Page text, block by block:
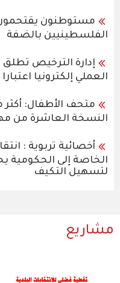
مستوطنون يقتحمون
الفلسطينيين بالضفة
إدارة الترخيص
العملي إلكترونيا
النسخة العاشرة من
أخصائية تربوية :
الخاصة إلى الحكومية
لتسهيل التكيف
مشاريع